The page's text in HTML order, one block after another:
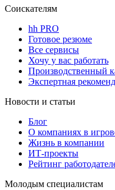
Соискателям
hh PRO
Готовое резюме
Все сервисы
Хочу у вас работать
Производственный
Экспертная
Новости и статьи
Блог
О компаниях в
Жизнь в компании
ИТ-проекты
Рейтинг
Молодым специалистам